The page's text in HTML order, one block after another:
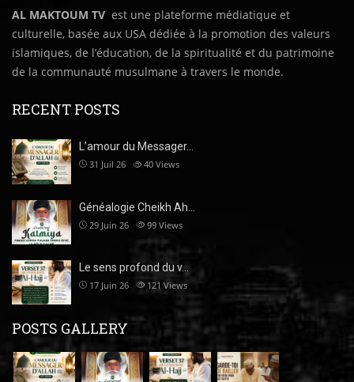
AL MAKTOUM TV est une plateforme médiatique et
culturelle, basée aux USA dédiée à la promotion des valeurs
islamiques, de l’éducation, de la spiritualité et du patrimoine
de la communauté musulmane à travers le monde.
RECENT POSTS
L’amour du Messager…
31 Juil 26 40 Views
Généalogie Cheikh Ah…
29 Juin 26 99 Views
Le sens profond du v…
17 Juin 26 121 Views
POSTS GALLERY